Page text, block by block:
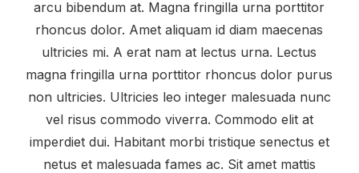
arcu bibendum at. Magna fringilla urna porttitor
rhoncus dolor. Amet aliquam id diam maecenas
ultricies mi. A erat nam at lectus urna. Lectus
magna fringilla urna porttitor rhoncus dolor purus
non ultricies. Ultricies leo integer malesuada nunc
vel risus commodo viverra. Commodo elit at
imperdiet dui. Habitant morbi tristique senectus et
netus et malesuada fames ac. Sit amet mattis